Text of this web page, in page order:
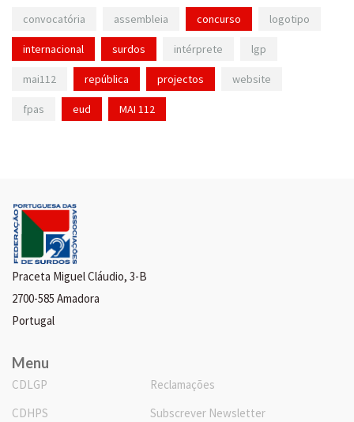
convocatória assembleia concurso logotipo
internacional surdos intérprete lgp
mai112 república projectos website
fpas eud MAI 112
Praceta Miguel Cláudio, 3-B
2700-585 Amadora
Portugal
Menu
CDLGP
CDHPS
Reclamações
Subscrever Newsletter